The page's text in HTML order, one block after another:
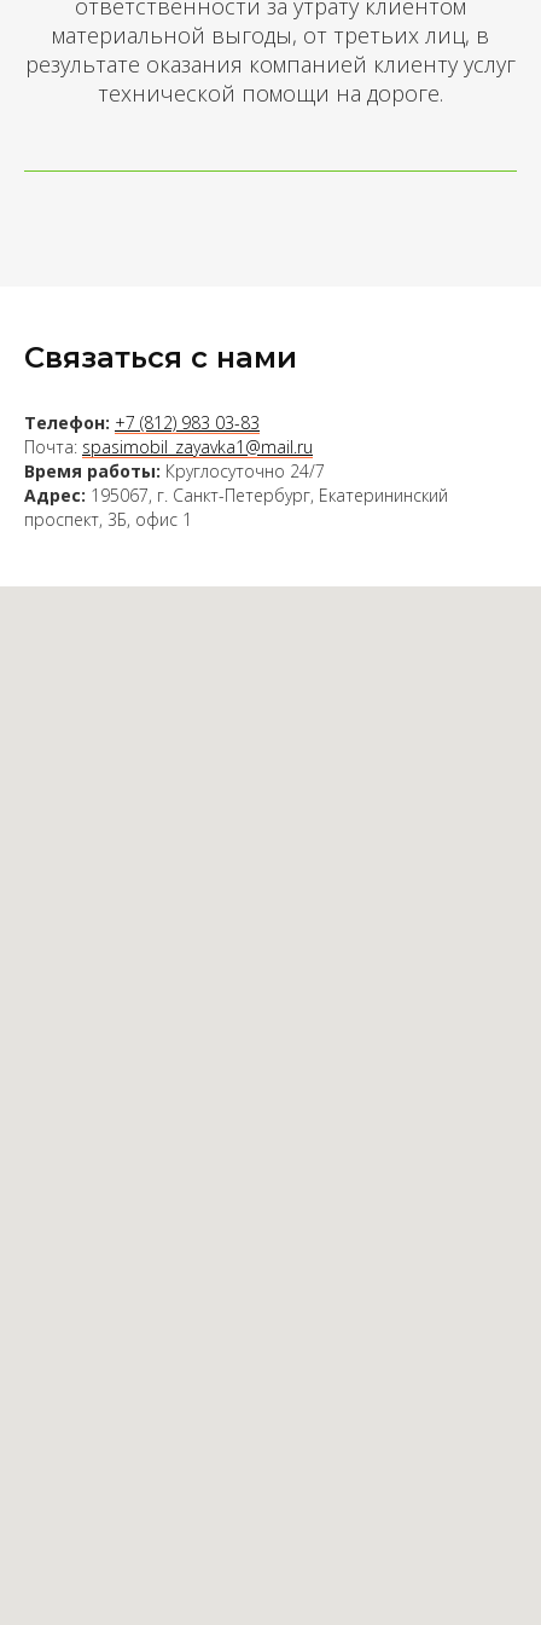
ответственности за утрату клиентом
материальной выгоды, от третьих лиц, в
результате оказания компанией клиенту услуг
технической помощи на дороге.
Связаться с нами
Телефон: +7 (812) 983 03-83
Почта: spasimobil_zayavka1@mail.ru
Время работы: Круглосуточно 24/7
Адрес: 195067, г. Санкт-Петербург, Екатерининский
проспект, 3Б, офис 1